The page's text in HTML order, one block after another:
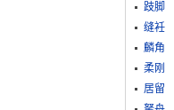
跂脚
缝衽
麟角
柔刚
居留